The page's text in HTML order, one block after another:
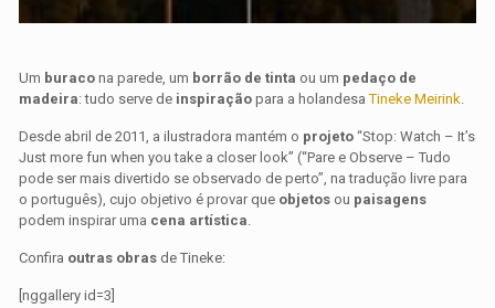
Um buraco na parede, um borrão de tinta ou um pedaço de
madeira: tudo serve de inspiração para a holandesaTineke Meirink
Desde abril de 2011, a ilustradora mantém o projeto “Stop: Watch – It’s
Just more fun when you take a closer look” (“Pare e Observe – Tudo
pode ser mais divertido se observado de perto”, na tradução livre para
o português), cujo objetivo é provar que objetos ou paisagens
podem inspirar uma cena artística
Confira outras obras de Tineke:
[nggallery id=3]